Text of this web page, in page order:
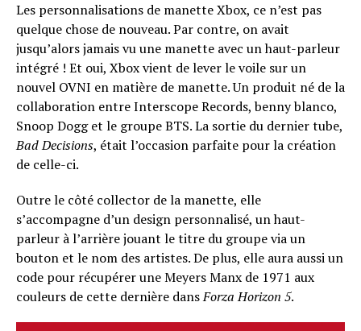
Les personnalisations de manette Xbox, ce n’est pas
quelque chose de nouveau. Par contre, on avait
jusqu’alors jamais vu une manette avec un haut-parleur
intégré ! Et oui, Xbox vient de lever le voile sur un
nouvel OVNI en matière de manette. Un produit né de la
collaboration entre Interscope Records, benny blanco,
Snoop Dogg et le groupe BTS. La sortie du dernier tube,
Bad Decisions, était l’occasion parfaite pour la création
de celle-ci.
Outre le côté collector de la manette, elle
s’accompagne d’un design personnalisé, un haut-
parleur à l’arrière jouant le titre du groupe via un
bouton et le nom des artistes. De plus, elle aura aussi un
code pour récupérer une Meyers Manx de 1971 aux
couleurs de cette dernière dansForza Horizon 5.